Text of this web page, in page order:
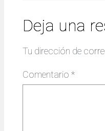
Deja una
Tu dirección de
Comentario *